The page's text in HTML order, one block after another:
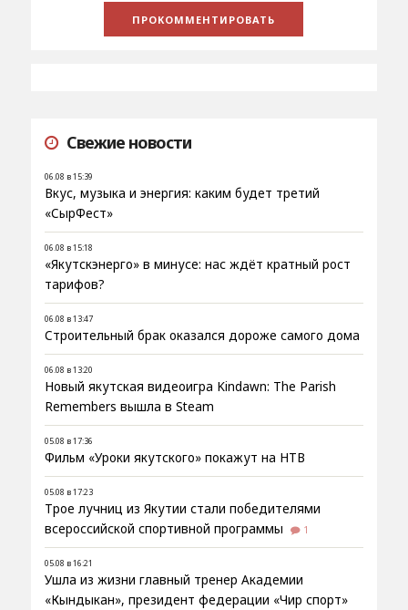
Свежие новости
06.08 в 15:39
Вкус, музыка и энергия: каким будет третий
«СырФест»
06.08 в 15:18
«Якутскэнерго» в минусе: нас ждёт кратный рост
тарифов?
06.08 в 13:47
Строительный брак оказался дороже самого дома
06.08 в 13:20
Новый якутская видеоигра Kindawn: The Parish
Remembers вышла в Steam
05.08 в 17:36
Фильм «Уроки якутского» покажут на НТВ
05.08 в 17:23
Трое лучниц из Якутии стали победителями
всероссийской спортивной программы
1
05.08 в 16:21
Ушла из жизни главный тренер Академии
«Кындыкан», президент федерации «Чир спорт»